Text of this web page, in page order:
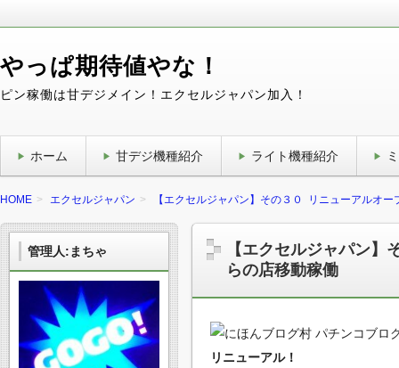
やっぱ期待値やな！
ピン稼働は甘デジメイン！エクセルジャパン加入！
ホーム 甘デジ機種紹介 ライト機種紹介
HOME エクセルジャパン 【エクセルジャパン】その３０ リニューアルオ
【エクセルジャパン
らの店移動稼働
リニューアル！
管理人:まちゃ